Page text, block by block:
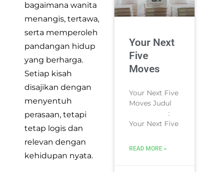
bagaimana wanita
menangis, tertawa,
serta memperoleh
pandangan hidup
yang berharga.
Setiap kisah
disajikan dengan
menyentuh
perasaan, tetapi
tetap logis dan
relevan dengan
kehidupan nyata.
Your Next
Five
Moves
Your Next Five
Moves Judul
:
Your Next Five
READ MORE »